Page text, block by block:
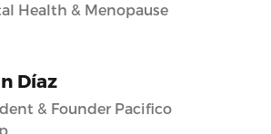
Health & Menopause
Díaz
& Founder Pacifico